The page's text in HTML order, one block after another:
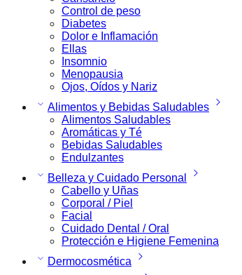
Control de peso
Diabetes
Dolor e Inflamación
Ellas
Insomnio
Menopausia
Ojos, Oídos y Nariz
Alimentos y Bebidas Saludables
Alimentos Saludables
Aromáticas y Té
Bebidas Saludables
Endulzantes
Belleza y Cuidado Personal
Cabello y Uñas
Corporal / Piel
Facial
Cuidado Dental / Oral
Protección e Higiene Femenina
Dermocosmética